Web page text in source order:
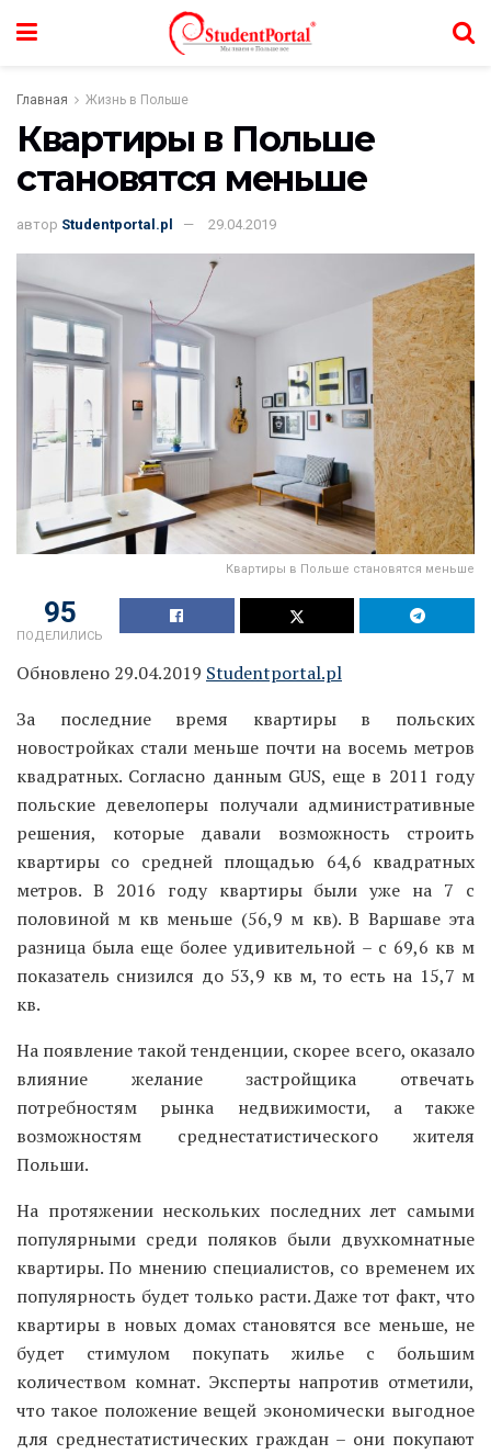
Главная Жизнь в Польше
Квартиры в Польше
становятся меньше
автор Studentportal.pl 29.04.2019
Квартиры в Польше становятся меньше
95
ПОДЕЛИЛИСЬ
Обновлено 29.04.2019 Studentportal.pl
За последние время квартиры в польских
новостройках стали меньше почти на восемь метров
квадратных. Согласно данным GUS, еще в 2011 году
польские девелоперы получали административные
решения, которые давали возможность строить
квартиры со средней площадью 64,6 квадратных
метров. В 2016 году квартиры были уже на 7 с
половиной м кв меньше (56,9 м кв). В Варшаве эта
разница была еще более удивительной – с 69,6 кв м
показатель снизился до 53,9 кв м, то есть на 15,7 м
кв.
На появление такой тенденции, скорее всего, оказало
влияние желание застройщика отвечать
потребностям рынка недвижимости, а также
возможностям среднестатистического жителя
Польши.
На протяжении нескольких последних лет самыми
популярными среди поляков были двухкомнатные
квартиры. По мнению специалистов, со временем их
популярность будет только расти. Даже тот факт, что
квартиры в новых домах становятся все меньше, не
будет стимулом покупать жилье с большим
количеством комнат. Эксперты напротив отметили,
что такое положение вещей экономически выгодное
для среднестатистических граждан – они покупают